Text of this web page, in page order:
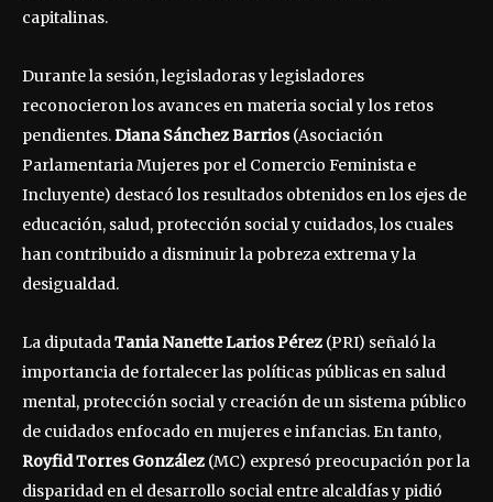
capitalinas.
Durante la sesión, legisladoras y legisladores
reconocieron los avances en materia social y los retos
pendientes.Diana Sánchez Barrios(Asociación
Parlamentaria Mujeres por el Comercio Feminista e
Incluyente) destacó los resultados obtenidos en los ejes de
educación, salud, protección social y cuidados, los cuales
han contribuido a disminuir la pobreza extrema y la
desigualdad.
La diputadaTania Nanette Larios Pérez (PRI) señaló la
importancia de fortalecer las políticas públicas en salud
mental, protección social y creación de un sistema público
de cuidados enfocado en mujeres e infancias. En tanto,
Royfid Torres González (MC) expresó preocupación por la
disparidad en el desarrollo social entre alcaldías y pidió